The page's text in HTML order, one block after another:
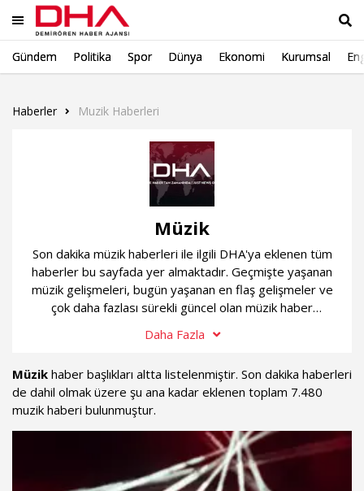
Gündem Politika Spor Dünya Ekonomi Kurumsal
Haberler Muzik Haberleri
Müzik
Son dakika müzik haberleri ile ilgili DHA'ya eklenen tüm
haberler bu sayfada yer almaktadır. Geçmişte yaşanan
müzik gelişmeleri, bugün yaşanan en flaş gelişmeler ve
çok daha fazlası sürekli güncel olan müzik haber
Daha Fazla
Müzik haber başlıkları altta listelenmiştir. Son dakika haberleri
de dahil olmak üzere şu ana kadar eklenen toplam 7.480
muzik haberi bulunmuştur.